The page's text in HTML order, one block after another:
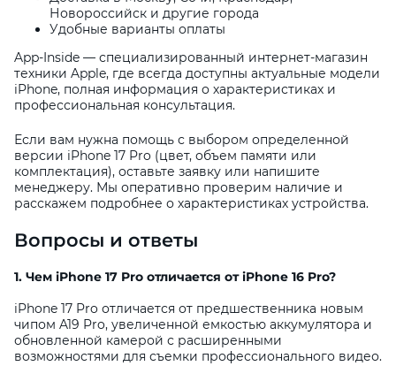
Новороссийск и другие города
Удобные варианты оплаты
App-Inside — специализированный интернет-магазин
техники Apple, где всегда доступны актуальные модели
iPhone, полная информация о характеристиках и
профессиональная консультация.
Если вам нужна помощь с выбором определенной
версии iPhone 17 Pro (цвет, объем памяти или
комплектация), оставьте заявку или напишите
менеджеру. Мы оперативно проверим наличие и
расскажем подробнее о характеристиках устройства.
Вопросы и ответы
1. Чем iPhone 17 Pro отличается от iPhone 16 Pro?
iPhone 17 Pro отличается от предшественника новым
чипом A19 Pro, увеличенной емкостью аккумулятора и
обновленной камерой с расширенными
возможностями для съемки профессионального видео.